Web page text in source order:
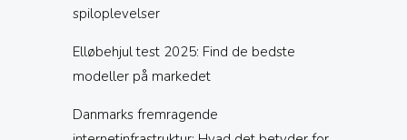
spiloplevelser
Elløbehjul test 2025: Find de bedste
modeller på markedet
Danmarks fremragende